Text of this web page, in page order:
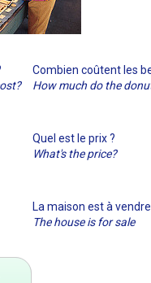
Combien coûtent les
How much do the
Quel est le prix ?
What's the price?
La maison est à vendre.
The house is for sale